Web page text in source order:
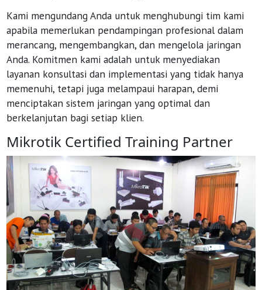
Kami mengundang Anda untuk menghubungi tim kami
apabila memerlukan pendampingan profesional dalam
merancang, mengembangkan, dan mengelola jaringan
Anda. Komitmen kami adalah untuk menyediakan
layanan konsultasi dan implementasi yang tidak hanya
memenuhi, tetapi juga melampaui harapan, demi
menciptakan sistem jaringan yang optimal dan
berkelanjutan bagi setiap klien.
Mikrotik Certified Training Partner